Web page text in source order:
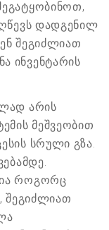
დადგენილ
შეგიძლიათ
ინვენტარის
არის
მეშვეობით
სრული გზა.
როგორც
შეგიძლიათ